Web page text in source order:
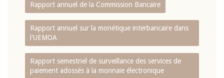
Rapport annuel de la Commission Bancaire
Rapport annuel sur la monétique interbancaire dans
l'UEMOA
Rapport semestriel de surveillance des services de
paiement adossés à la monnaie électronique